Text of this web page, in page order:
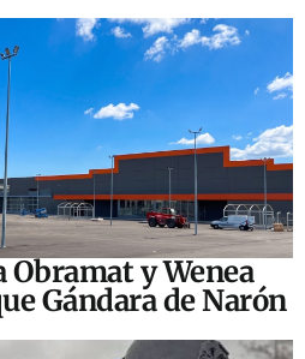
Obramat y Wenea
Gándara de Narón